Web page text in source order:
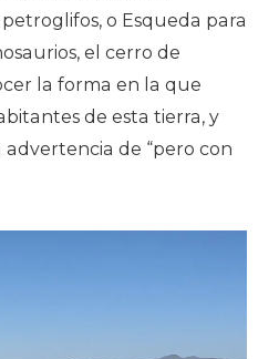
o Esqueda para
el cerro de
la forma en la que
de esta tierra, y
de “pero con